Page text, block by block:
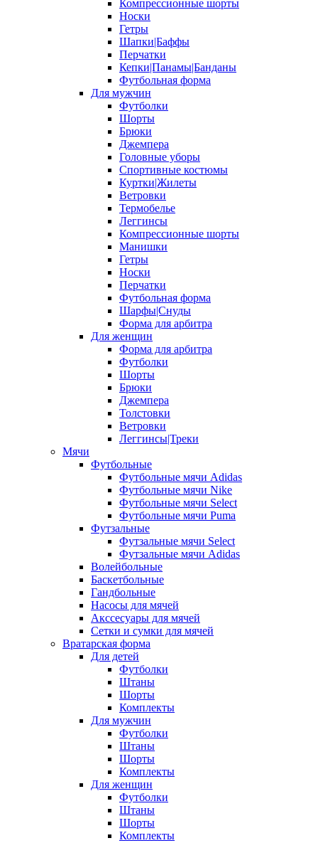
Компрессионные шорты
Носки
Гетры
Шапки|Баффы
Перчатки
Кепки|Панамы|Банданы
Футбольная форма
Для мужчин
Футболки
Шорты
Брюки
Джемпера
Головные уборы
Спортивные костюмы
Куртки|Жилеты
Ветровки
Термобелье
Леггинсы
Компрессионные шорты
Манишки
Гетры
Носки
Перчатки
Футбольная форма
Шарфы|Снуды
Форма для арбитра
Для женщин
Форма для арбитра
Футболки
Шорты
Брюки
Джемпера
Толстовки
Ветровки
Леггинсы|Треки
Мячи
Футбольные
Футбольные мячи Adidas
Футбольные мячи Nike
Футбольные мячи Select
Футбольные мячи Puma
Футзальные
Футзальные мячи Select
Футзальные мячи Adidas
Волейбольные
Баскетбольные
Гандбольные
Насосы для мячей
Акссесуары для мячей
Сетки и сумки для мячей
Вратарская форма
Для детей
Футболки
Штаны
Шорты
Комплекты
Для мужчин
Футболки
Штаны
Шорты
Комплекты
Для женщин
Футболки
Штаны
Шорты
Комплекты